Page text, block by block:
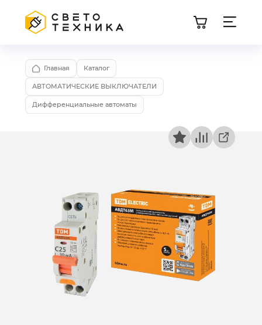
Главная Каталог
АВТОМАТИЧЕСКИЕ ВЫКЛЮЧАТЕЛИ
Дифференциальные автоматы